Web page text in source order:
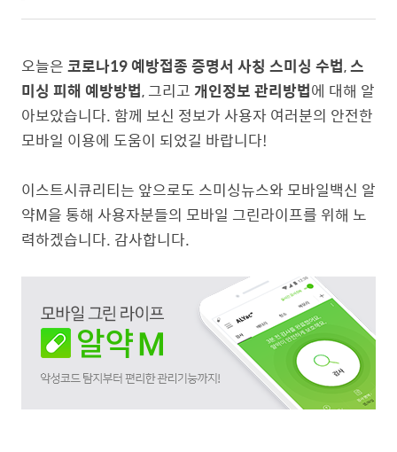
오늘은코로나19 예방접종 증명서 사칭 스미싱 수법,스
미싱 피해 예방방법, 그리고개인정보 관리방법에 대해 알
아보았습니다. 함께 보신 정보가 사용자 여러분의 안전한
모바일 이용에 도움이 되었길 바랍니다!
이스트시큐리티는 앞으로도 스미싱뉴스와 모바일백신 알
약M을 통해 사용자분들의 모바일 그린라이프를 위해 노
력하겠습니다. 감사합니다.